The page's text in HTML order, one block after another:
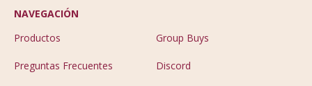
NAVEGACIÓN
Productos
Group Buys
Preguntas Frecuentes Discord